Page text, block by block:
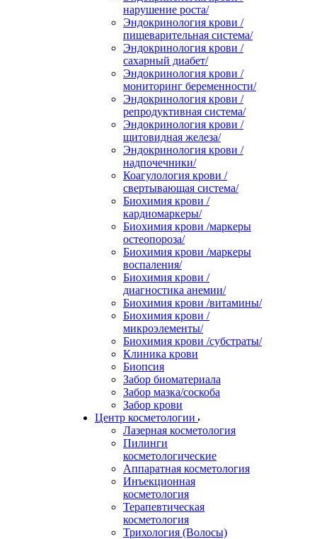
нарушение роста/
Эндокринология крови /
пищеварительная система/
Эндокринология крови /
сахарный диабет/
Эндокринология крови /
мониторинг беременности/
Эндокринология крови /
репродуктивная система/
Эндокринология крови /
щитовидная железа/
Эндокринология крови /
надпочечники/
Коагулология крови /
свертывающая система/
Биохимия крови /
кардиомаркеры/
Биохимия крови /маркеры
остеопороза/
Биохимия крови /маркеры
воспаления/
Биохимия крови /
диагностика анемии/
Биохимия крови /витамины/
Биохимия крови /
микроэлементы/
Биохимия крови /субстраты/
Клиника крови
Биопсия
Забор биоматериала
Забор мазка/соскоба
Забор крови
Центр косметологии
Лазерная косметология
Пилинги
косметологические
Аппаратная косметология
Инъекционная
косметология
Терапевтическая
косметология
Трихология (Волосы)